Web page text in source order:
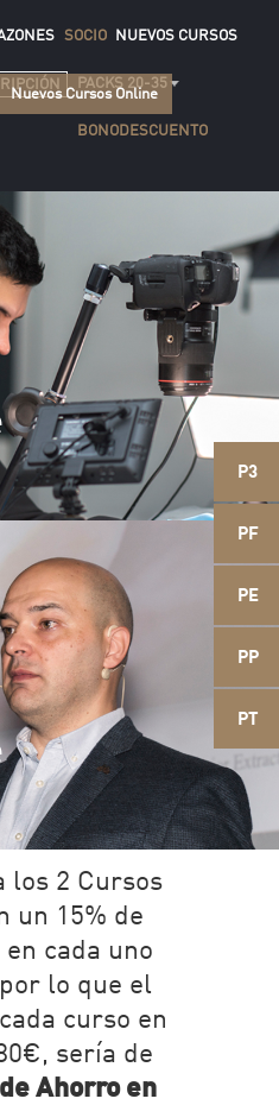
P3
PF
PE
PP
PT
SOCIO NUEVOS CURSOS
PACKS 20-35
BONODESCUENTO
Nuevos Cursos Online
los 2 Cursos
un 15% de
cada uno
lo que el
curso en
sería de
Ahorro en